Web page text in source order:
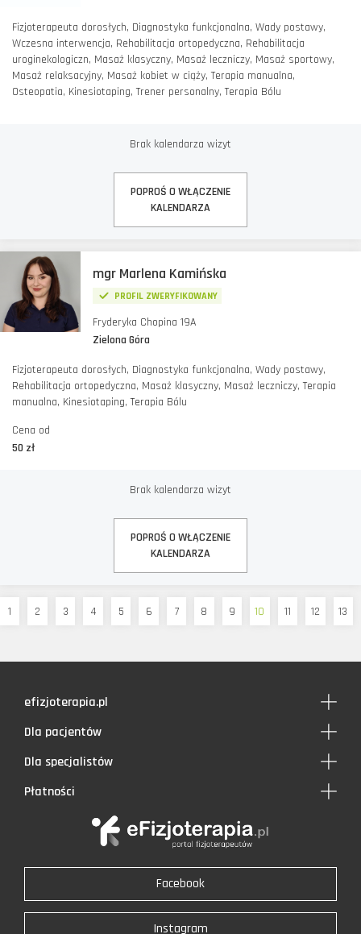
Fizjoterapeuta dorosłych, Diagnostyka funkcjonalna, Wady postawy,
Wczesna interwencja, Rehabilitacja ortopedyczna, Rehabilitacja
uroginekologiczn, Masaż klasyczny, Masaż leczniczy, Masaż sportowy,
Masaż relaksacyjny, Masaż kobiet w ciąży, Terapia manualna,
Osteopatia, Kinesiotaping, Trener personalny, Terapia Bólu
Brak kalendarza wizyt
POPROŚ O WŁĄCZENIE
KALENDARZA
mgr Marlena Kamińska
PROFIL ZWERYFIKOWANY
Fryderyka Chopina 19A
Zielona Góra
Fizjoterapeuta dorosłych, Diagnostyka funkcjonalna, Wady postawy,
Rehabilitacja ortopedyczna, Masaż klasyczny, Masaż leczniczy, Terapia
manualna, Kinesiotaping, Terapia Bólu
Cena od
50 zł
Brak kalendarza wizyt
POPROŚ O WŁĄCZENIE
KALENDARZA
1 2 3 4 5 6 7 8 9 10 11 12 13
efizjoterapia.pl
Dla pacjentów
Dla specjalistów
Płatności
Facebook
Instagram